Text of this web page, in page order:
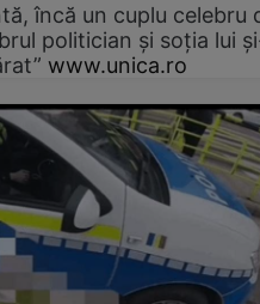
încă un cuplu celebru
politician și soția lui
www.unica.ro